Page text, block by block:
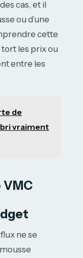
cas, et il
ou d’une
cette
les prix ou
entre les
de
vraiment
VMC
ne se